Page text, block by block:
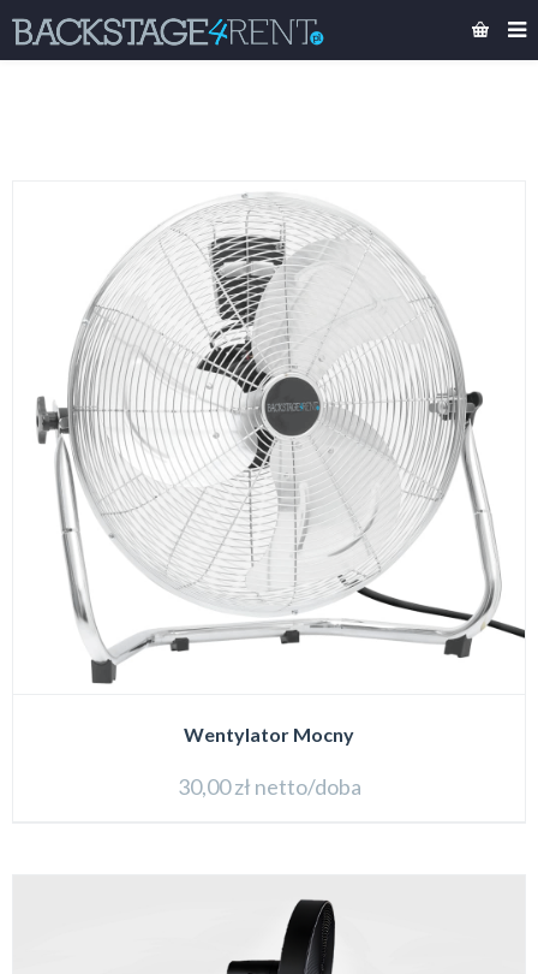
Wentylator Mocny
30,00zł netto/doba